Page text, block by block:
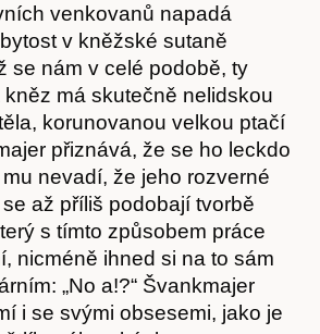
Obchod
venkovanů napadá
v kněžské sutaně
se nám v celé podobě, ty
kněz má skutečně nelidskou
korunovanou velkou ptačí
přiznává, že se ho leckdo
nevadí, že jeho rozverné
až příliš podobají tvorbě
s tímto způsobem práce
nicméně ihned si na to sám
„No a!?“ Švankmajer
i se svými obsesemi, jako je